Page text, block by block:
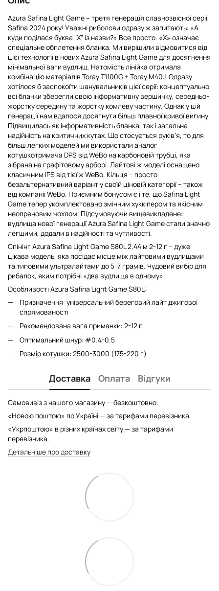
Azura Safina Light Game – третя генерація славнозвісної серії
Safina 2024 року! Уважні риболови одразу ж запитають: «А
куди поділася буква "X" із назви?» Все просто. «X» означає
спеціальне обплетення бланка. Ми вирішили відмовитися від
цієї технології в нових Azura Safina Light Game для досягнення
мінімальної ваги вудлищ. Натомість лінійка отримала
комбінацію матеріалів Toray T1100G + Toray M40J. Одразу
хотілося б заспокоїти шанувальників цієї серії: концептуально
всі бланки зберегли свою інформативну вершинку, середньо-
жорстку середину та жорстку комлеву частину. Однак у цій
генерації нам вдалося досягнути більш плавної кривої вигину.
Підвищилась як інформативність бланка, так і загальна
надійність на критичних кутах. Що стосується руків’я, то для
більш легких моделей ми використали аналог
котушкотримача DPS від WeBo на карбоновій трубці, яка
зібрана на графітовому арборі. Лайтові ж моделі оснащено
класичним IPS від тієї ж WeBo. Кільця – просто
безальтернативний варіант у своїй ціновій категорії – також
від компанії WeBo. Приємним бонусом є і те, що Safina Light
Game тепер укомплектовано змінним хуккіпером та якісним
неопреновим чохлом. Підсумовуючи вищевикладене:
вудлища нової генерації Azura Safina Light Game стали значно
легшими, додали в надійності та чутливості.
Спінінг Azura Safina Light Game S80L 2,44 м 2-12 г – дуже
цікава модель, яка посідає місце між лайтовими вудлищами
та типовими ультралайтами до 5-7 грамів. Чудовий вибір для
рибалок, яким потрібні «два вудлища в одному».
Особливості Azura Safina Light Game S80L:
Призначення: універсальний береговий лайт джигової
спрямованості
Рекомендована вага приманки: 2-12 г
Оптимальний шнур: #0.4-0.5
Розмір котушки: 2500-3000 (175-220 г)
Доставка Оплата Відгуки
Самовивіз з нашого магазину — безкоштовно.
«Новою поштою» по Україні — за тарифами перевізника.
«Укрпоштою» в різних країнах світу — за тарифами
перевізника.
Детальніше про доставку